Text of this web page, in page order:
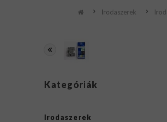
Irodaszerek
Kategóriák
Irodaszerek